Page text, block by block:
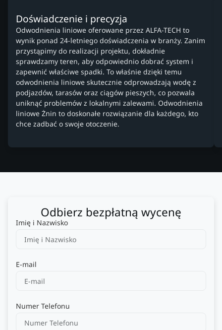
Doświadczenie i precyzja
Odwodnienia liniowe oferowane przez ALFA-TECH to
wynik ponad 24-letniego doświadczenia w branży. Zanim
przystąpimy do realizacji projektu, dokładnie
sprawdzamy teren, aby odpowiednio dobrać system i
zapewnić właściwe spadki. To właśnie dzięki temu
odwodnienia liniowe skutecznie odprowadzają wodę z
podjazdów, tarasów oraz ciągów pieszych, co pozwala
uniknąć problemów z lokalnymi zalewami. Odwodnienia
liniowe Żnin to doskonałe rozwiązanie dla każdego, kto
chce zadbać o swoje otoczenie.
Odbierz bezpłatną wycenę
Imię i Nazwisko
E-mail
Numer Telefonu